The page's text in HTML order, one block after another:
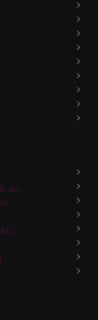
au ...